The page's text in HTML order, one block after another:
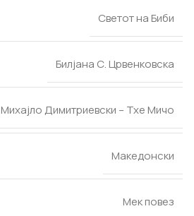
Светот на Биби
Билјана С. Црвенковска
Михајло Димитриевски – Тхе Мичо
Македонски
Мек повез